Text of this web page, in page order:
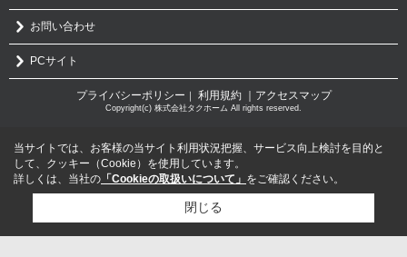
お問い合わせ
PCサイト
プライバシーポリシー 利用規約 ｜アクセスマップ
Copyright(c) 株式会社タクホーム All rights reserved.
当サイトでは、お客様の当サイト利用状況把握、サービス向上検討を目的と
して、クッキー（Cookie）を使用しています。
詳しくは、当社の 「Cookieの取扱いについて」 をご確認ください。
閉じる